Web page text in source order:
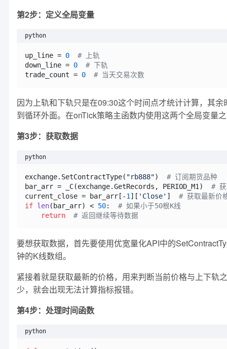
第2步：定义全局变量
python
up_line = 0
# 上轨
down_line = 0
# 下轨
trade_count = 0 # 当天交易次数
因为上轨和下轨只是在09:30这个时间点才统计计算，其
到循环外面。在onTick策略主函数内使用这两个全局变量
第3步：获取数据
python
exchange.SetContractType( "rb888") # 订阅期货品种
bar_arr = _C(exchange.GetRecords, PERIOD_M1) # 获
current_close = bar_arr[-1 ][ 'Close' ] # 获取最新价
if len(bar_arr) < 50: # 如果小于50根K线
return
# 返回继续等待数据
要想获取数据，首先要使用优宽量化API中的
钟的K线数组。
紧接着就是获取最新的价格，用来判断当前价格与上下
少，就会出现无法计算指标报错。
第4步：处理时间函数
python